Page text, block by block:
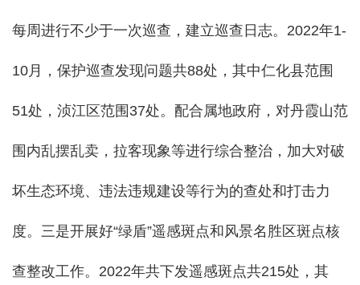
每周进行不少于一次巡查，建立巡查日志。2022年1-
10月，保护巡查发现问题共88处，其中仁化县范围
51处，浈江区范围37处。配合属地政府，对丹霞山范
围内乱摆乱卖，拉客现象等进行综合整治，加大对破
坏生态环境、违法违规建设等行为的查处和打击力
度。三是开展好“绿盾”遥感斑点和风景名胜区斑点核
查整改工作。2022年共下发遥感斑点共215处，其